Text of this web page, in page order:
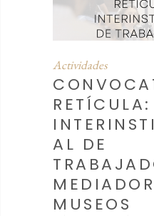
Actividades
RETÍCULA:
AL DE
MUSEOS